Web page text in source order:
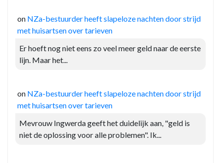
on NZa-bestuurder heeft slapeloze nachten door strijd
met huisartsen over tarieven
Er hoeft nog niet eens zo veel meer geld naar de eerste
lijn. Maar het...
on NZa-bestuurder heeft slapeloze nachten door strijd
met huisartsen over tarieven
Mevrouw Ingwerda geeft het duidelijk aan, "geld is
niet de oplossing voor alle problemen". Ik...